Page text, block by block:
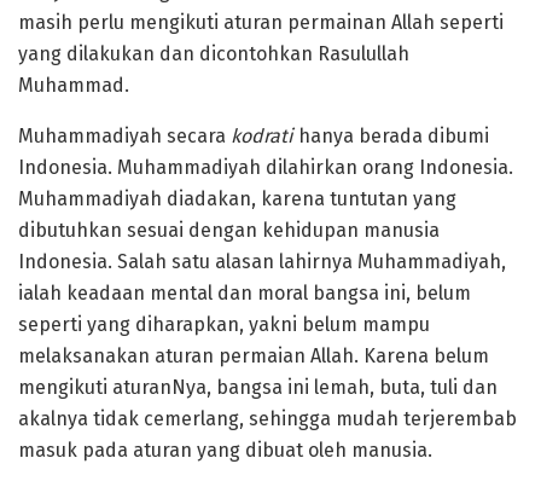
masih perlu mengikuti aturan permainan Allah seperti
yang dilakukan dan dicontohkan Rasulullah
Muhammad.
Muhammadiyah secara kodrati hanya berada dibumi
Indonesia. Muhammadiyah dilahirkan orang Indonesia.
Muhammadiyah diadakan, karena tuntutan yang
dibutuhkan sesuai dengan kehidupan manusia
Indonesia. Salah satu alasan lahirnya Muhammadiyah,
ialah keadaan mental dan moral bangsa ini, belum
seperti yang diharapkan, yakni belum mampu
melaksanakan aturan permaian Allah. Karena belum
mengikuti aturanNya, bangsa ini lemah, buta, tuli dan
akalnya tidak cemerlang, sehingga mudah terjerembab
masuk pada aturan yang dibuat oleh manusia.